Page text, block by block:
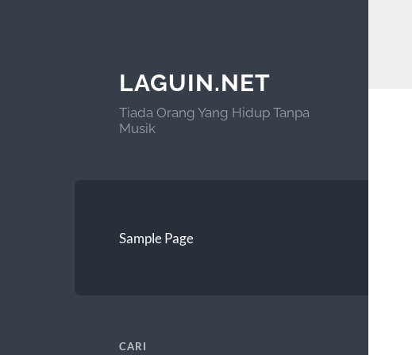
LAGUIN.NET
Tiada Orang Yang Hidup Tanpa
Musik
Sample Page
CARI